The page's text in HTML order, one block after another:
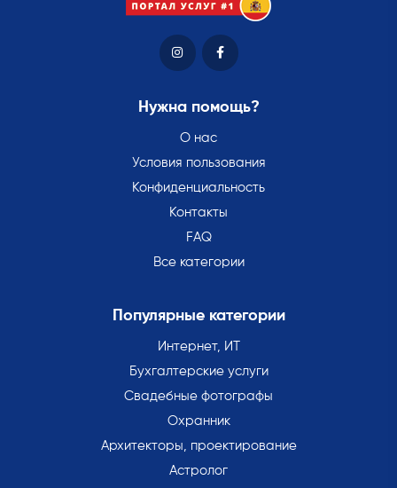
Нужна помощь?
О нас
Условия пользования
Конфиденциальность
Контакты
FAQ
Все категории
Популярные категории
Интернет, ИТ
Бухгалтерские услуги
Свадебные фотографы
Охранник
Архитекторы, проектирование
Астролог